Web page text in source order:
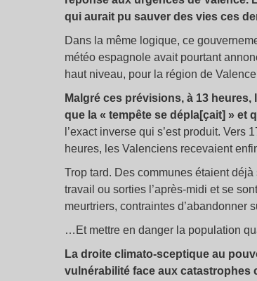
qui aurait pu sauver des vies ces
Dans la même logique, ce
météo espagnole avait pourtant
haut niveau, pour la région de
Malgré ces prévisions, à 13
que la « tempête se dépla[çait] » et
l’exact inverse qui s’est produit.
heures, les Valenciens recevaient
Trop tard. Des communes étaient
travail ou sorties l’après-midi et se
meurtriers, contraintes d’abandonner
…Et mettre en danger la population
La droite climato-sceptique au
vulnérabilité face aux catastrophes